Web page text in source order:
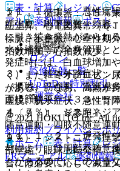
２）． 循環器：（５％
圧上昇、心電図異常（Ｑ
徐脈、不整脈、心室性期
拍数増加、心拍数減少。
３）． 錐体外路症状：
（振戦、筋強剛、流涎過
面様顔貌等）（３３．５
４．７％）、ジスキネジ
随意運動・四肢不随意運
９％）、ジストニア（痙
部攣縮、眼球上転発作、
合には必要に応じて減量
１１．１．１． 悪性症
筋強剛、嚥下困難、頻脈
に引き続き発熱がみられ
水分補給等の全身管理と
発症時には、白血球増加
く、また、ミオグロビン
がある）、なお、高熱が
虚脱、脱水症状、急性腎
る〔９．１．６参照〕。
１１．１．２． 遅発性
与により、口周部不随意
とがあるので、このよう
表・計算
レジメン
アル
薬剤情報 ポスト
新規登録
ログイン
監修医師一覧
UpToDate特別割引
運営会社
© 2021 HOKUTO Inc. All
利用規約プライバシーポ
ホーム
表・計算 レ
ERマニュアル
薬剤情報